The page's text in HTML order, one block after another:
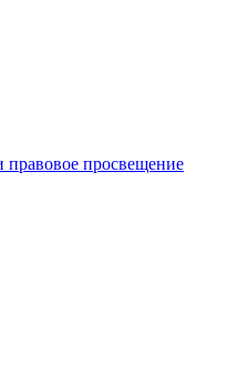
правовое просвещение